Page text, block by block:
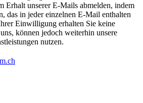
Erhalt unserer E-Mails abmelden, indem
das in jeder einzelnen E-Mail enthalten
Einwilligung erhalten Sie keine
können jedoch weiterhin unsere
nutzen.